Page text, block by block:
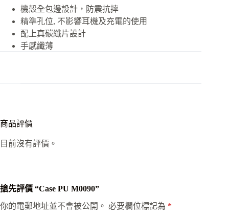
機殼全包邊設計，防震抗摔
精準孔位, 不影響耳機及充電的使用
配上真碳纖片設計
手感纖薄
商品評價
目前沒有評價。
搶先評價 “Case PU M0090”
你的電郵地址並不會被公開。 必要欄位標記為 *